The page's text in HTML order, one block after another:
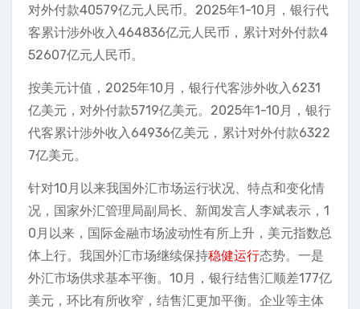
对外付款40579亿元人民币。2025年1-10月，银行代
客累计涉外收入464836亿元人民币，累计对外付款4
52607亿元人民币。
按美元计值，2025年10月，银行代客涉外收入6231
亿美元，对外付款5719亿美元。2025年1-10月，银行
代客累计涉外收入64936亿美元，累计对外付款6322
7亿美元。
针对10月以来我国外汇市场运行状况、特点和变化情
况，国家外汇管理局副局长、新闻发言人李斌表示，1
0月以来，国际金融市场波动性有所上升，美元指数总
体上行。我国外汇市场继续保持稳健运行态势。一是
外汇市场供求基本平衡。10月，银行结售汇顺差177亿
美元，环比有所收窄，结售汇更加平衡。企业等主体